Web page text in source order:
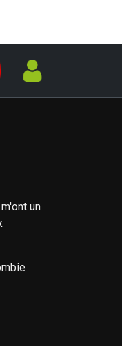
un